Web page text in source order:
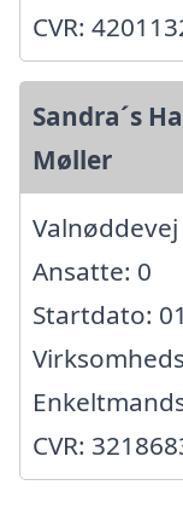
CVR:
Sandra´s
Møller
Ansatte: 0
Startdato:
CVR: